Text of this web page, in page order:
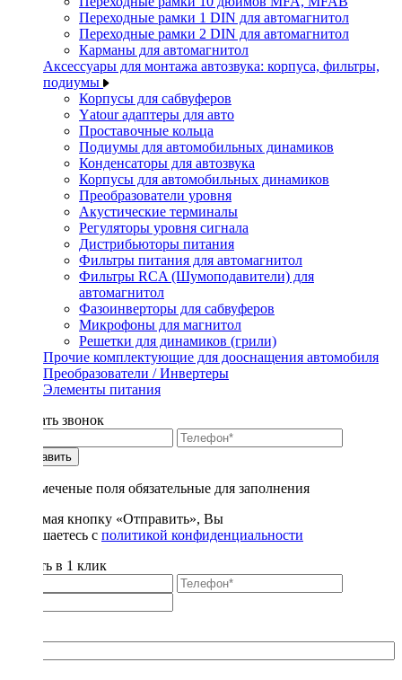
Переходные рамки 1 DIN для автомагнитол
Переходные рамки 2 DIN для автомагнитол
Карманы для автомагнитол
Аксессуары для монтажа автозвука: корпуса, фильтры,
подиумы
Корпусы для сабвуферов
Yаtour адаптеры для авто
Проставочные кольца
Подиумы для автомобильных динамиков
Конденсаторы для автозвука
Корпусы для автомобильных динамиков
Преобразователи уровня
Акустические терминалы
Регуляторы уровня сигнала
Дистрибьюторы питания
Фильтры питания для автомагнитол
Фильтры RCA (Шумоподавители) для
автомагнитол
Фазоинверторы для сабвуферов
Микрофоны для магнитол
Решетки для динамиков (грили)
Прочие комплектующие для дооснащения автомобиля
Преобразователи / Инвертеры
Элементы питания
Заказать звонок
Отправить
* - отмеченые поля обязательные для заполнения
Нажимая кнопку «Отправить», Вы
соглашаетесь с политикой конфиденциальности
Купить в 1 клик